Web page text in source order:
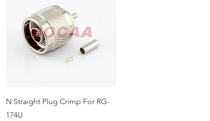
N Straight Plug Crimp For RG-
174U